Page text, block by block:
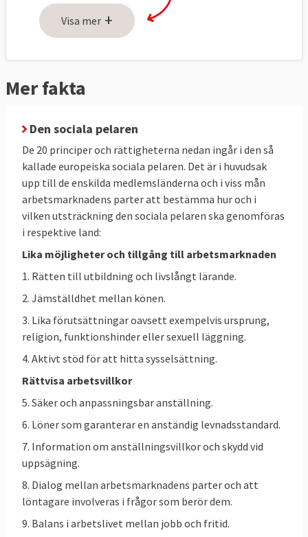
och de ska vara uppfyllda senast 2030.
Målen rör sysselsättning, utbildning och
människors välstånd och välbefinnande och
Sverige har uppfyllt samtliga mål.
1. SYSSELSÄTTNINGSMÅL
EU-ländernas gemensamma mål är att
"minst 78 procent" av alla invånare mellan
20 och 64 år ska ha arbete senast 2030.
sysselsättningsgrad på över 78 procent.
Tabell 1.
SYSSELSÄTTNING
EU-
mål
2030
Sverige
Sysselsättningsgrad,
personer 20-64 år
Minst
2025 återstod 1,9 procentenheter till EU-
sysselsättningsgrad 2030.
För att uppnå minst 78-procents
Visa mer +
Mer fakta
Den sociala pelaren
De 20 principer och rättigheterna nedan ingår i den så
kallade europeiska sociala pelaren. Det är i huvudsak
upp till de enskilda medlemsländerna och i viss mån
arbetsmarknadens parter att bestämma hur och i
vilken utsträckning den sociala pelaren ska genomföras
i respektive land:
Lika möjligheter och tillgång till arbetsmarknaden
1. Rätten till utbildning och livslångt lärande.
2. Jämställdhet mellan könen.
3. Lika förutsättningar oavsett exempelvis ursprung,
religion, funktionshinder eller sexuell läggning.
4. Aktivt stöd för att hitta sysselsättning.
Rättvisa arbetsvillkor
5. Säker och anpassningsbar anställning.
6. Löner som garanterar en anständig levnadsstandard.
7. Information om anställningsvillkor och skydd vid
uppsägning.
8. Dialog mellan arbetsmarknadens parter och att
löntagare involveras i frågor som berör dem.
9. Balans i arbetslivet mellan jobb och fritid.